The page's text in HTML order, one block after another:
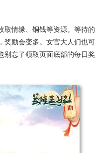
取情缘、铜钱等资源。等待的
奖励会变多。女官大人们也可
别忘了领取页面底部的每日奖